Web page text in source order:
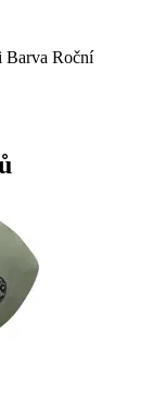
Barva Roční